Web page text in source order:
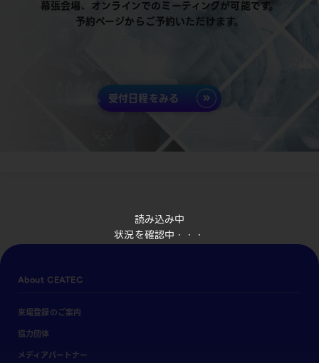
読み込み中
状況を確認中・・・
幕張会場、オンラインでのミーティングが可能です。
予約ページからご予約いただけます。
受付日程をみる
About CEATEC
来場登録のご案内
協力団体
メディアパートナー